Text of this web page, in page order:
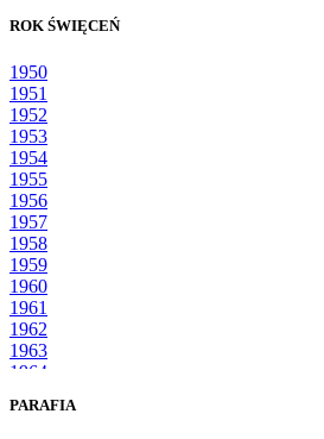
ROK ŚWIĘCEŃ
1950
1951
1952
1953
1954
1955
1956
1957
1958
1959
1960
1961
1962
1963
1964
1966
PARAFIA